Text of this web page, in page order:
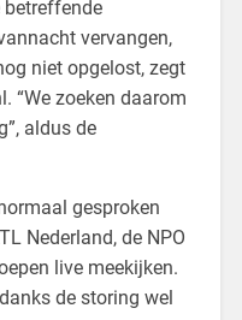
betreffende
vervangen,
niet opgelost, zegt
“We zoeken daarom
aldus de
gesproken
Nederland, de NPO
live meekijken.
de storing wel